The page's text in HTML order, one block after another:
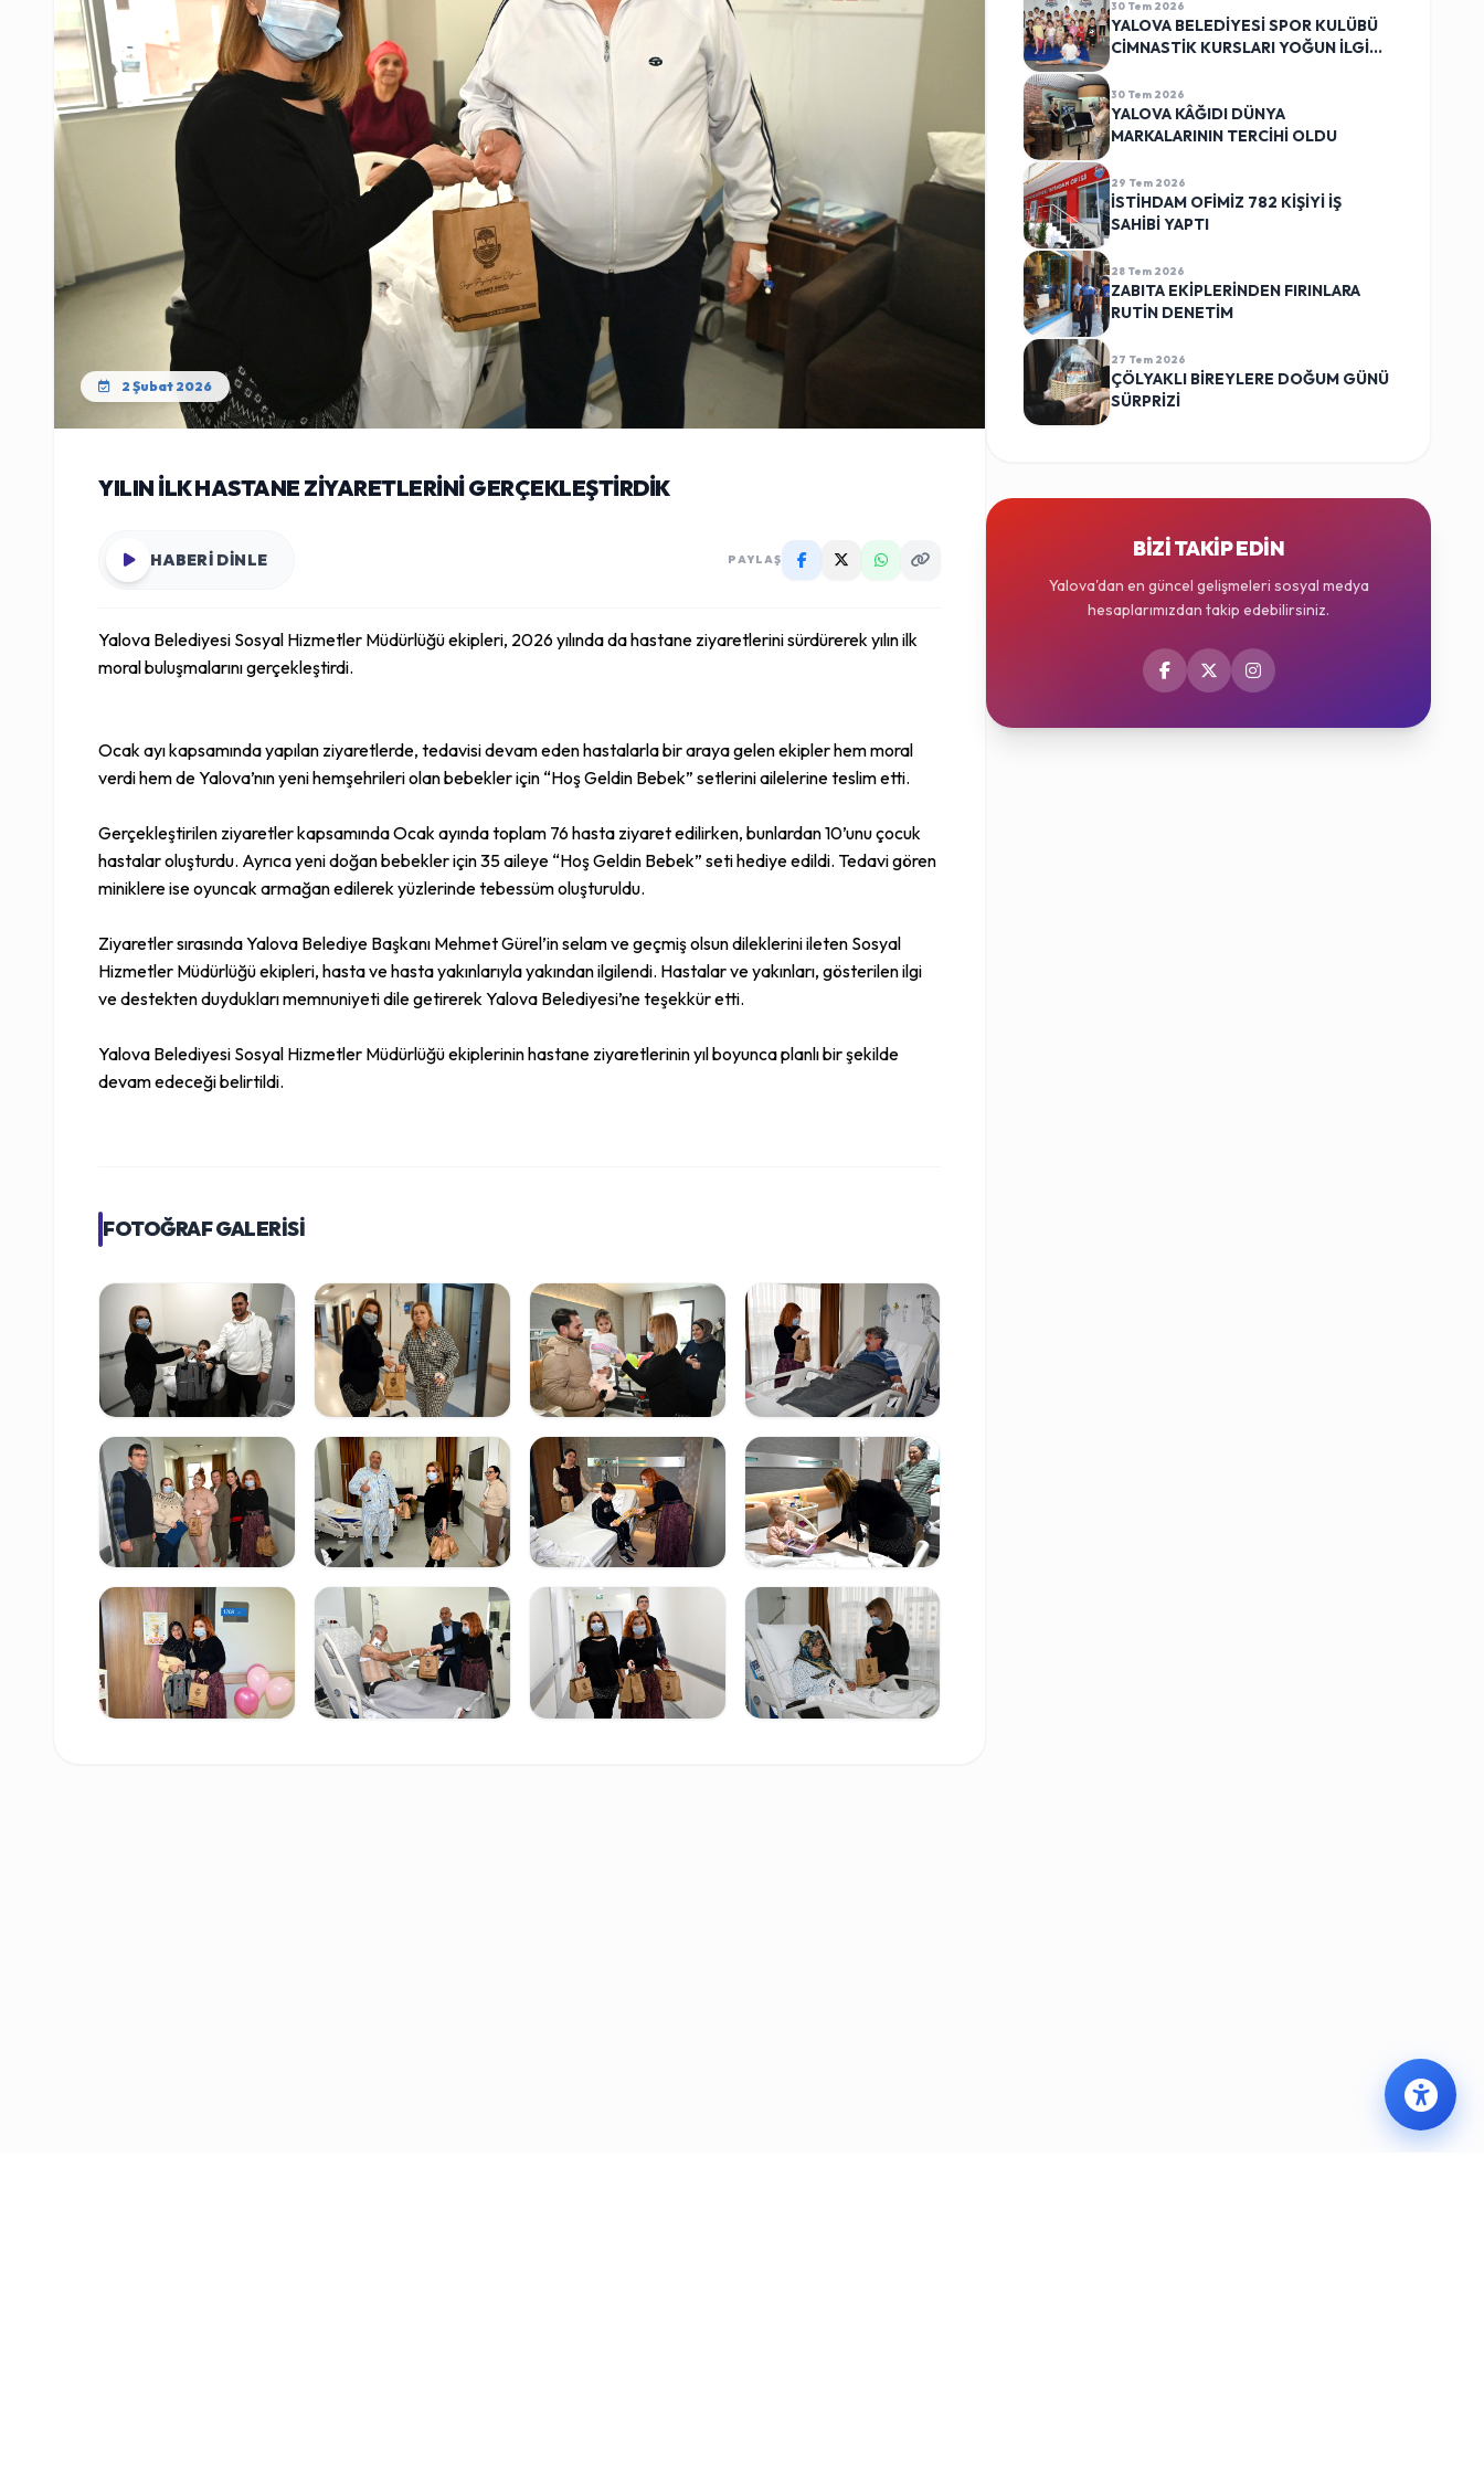
2 Şubat 2026
YILIN İLK HASTANE ZİYARETLERİNİ GERÇEKLEŞTİRDİK
HABERİ DİNLE PAYLAŞ
Yalova Belediyesi Sosyal Hizmetler Müdürlüğü ekipleri, 2026 yılında da hastane ziyaretlerini sürdürerek yılın ilk
moral buluşmalarını gerçekleştirdi.
Ocak ayı kapsamında yapılan ziyaretlerde, tedavisi devam eden hastalarla bir araya gelen ekipler hem moral
verdi hem de Yalova’nın yeni hemşehrileri olan bebekler için “Hoş Geldin Bebek” setlerini ailelerine teslim etti.
Gerçekleştirilen ziyaretler kapsamında Ocak ayında toplam 76 hasta ziyaret edilirken, bunlardan 10’unu çocuk
hastalar oluşturdu. Ayrıca yeni doğan bebekler için 35 aileye “Hoş Geldin Bebek” seti hediye edildi. Tedavi gören
miniklere ise oyuncak armağan edilerek yüzlerinde tebessüm oluşturuldu.
Ziyaretler sırasında Yalova Belediye Başkanı Mehmet Gürel’in selam ve geçmiş olsun dileklerini ileten Sosyal
Hizmetler Müdürlüğü ekipleri, hasta ve hasta yakınlarıyla yakından ilgilendi. Hastalar ve yakınları, gösterilen ilgi
ve destekten duydukları memnuniyeti dile getirerek Yalova Belediyesi’ne teşekkür etti.
Yalova Belediyesi Sosyal Hizmetler Müdürlüğü ekiplerinin hastane ziyaretlerinin yıl boyunca planlı bir şekilde
devam edeceği belirtildi.
FOTOĞRAF GALERİSİ
30 Tem 2026
YALOVA BELEDİYESİ SPOR KULÜBÜ
CİMNASTİK KURSLARI YOĞUN İLGİ
30 Tem 2026
YALOVA KÂĞIDI DÜNYA
MARKALARININ TERCİHİ OLDU
29 Tem 2026
İSTİHDAM OFİMİZ 782 KİŞİYİ İŞ
SAHİBİ YAPTI
28 Tem 2026
ZABITA EKİPLERİNDEN FIRINLARA
RUTİN DENETİM
27 Tem 2026
ÇÖLYAKLI BİREYLERE DOĞUM GÜNÜ
SÜRPRİZİ
BIZI TAKIP EDIN
Yalova'dan en güncel gelişmeleri sosyal medya
hesaplarımızdan takip edebilirsiniz.